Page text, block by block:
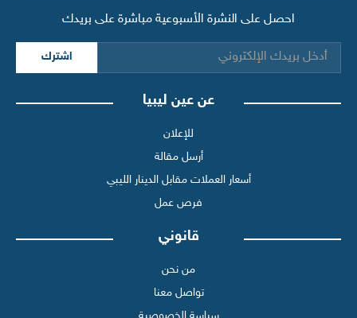
احصل على النشرة الأسبوعية مباشرة على بريدك
اشترك
عن عين ليبيا
للإعلان
أرسل مقالة
أسعار العملات مقابل الدينار الليبي
فرص عمل
قانوني
من نحن
تواصل معنا